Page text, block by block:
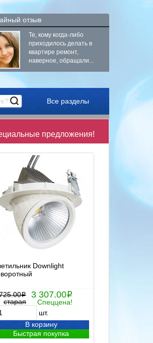
отзыв
Те, кому когда-либо
приходилось делать в
квартире ремонт,
наверное, обращали...
Все разделы
предложения!
Downlight
i
старая
3 307.00i
Спеццена!
шт.
В корзину
Быстрая покупка